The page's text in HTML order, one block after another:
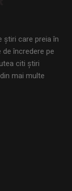
ştiri care preia în
încredere pe
citi ştiri
mai multe